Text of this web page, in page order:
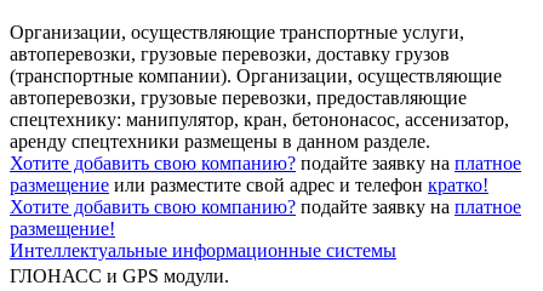
Организации, осуществляющие транспортные услуги,
автоперевозки, грузовые перевозки, доставку грузов
(транспортные компании). Организации, осуществляющие
автоперевозки, грузовые перевозки, предоставляющие
спецтехнику: манипулятор, кран, бетононасос, ассенизатор,
аренду спецтехники размещены в данном разделе.
Хотите добавить свою компанию? подайте заявку на платное
размещение или разместите свой адрес и телефон кратко!
Хотите добавить свою компанию? подайте заявку на платное
размещение!
Интеллектуальные информационные системы
ГЛОНАСС и GPS модули.